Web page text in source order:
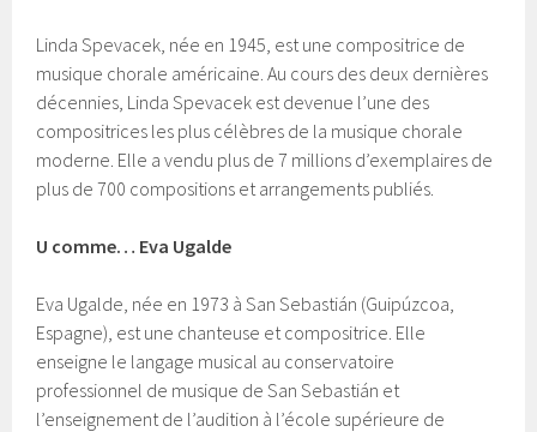
Linda Spevacek, née en 1945, est une compositrice de
musique chorale américaine. Au cours des deux dernières
décennies, Linda Spevacek est devenue l’une des
compositrices les plus célèbres de la musique chorale
moderne. Elle a vendu plus de 7 millions d’exemplaires de
plus de 700 compositions et arrangements publiés.
U comme… Eva Ugalde
Eva Ugalde, née en 1973 à San Sebastián (Guipúzcoa,
Espagne), est une chanteuse et compositrice. Elle
enseigne le langage musical au conservatoire
professionnel de musique de San Sebastián et
l’enseignement de l’audition à l’école supérieure de